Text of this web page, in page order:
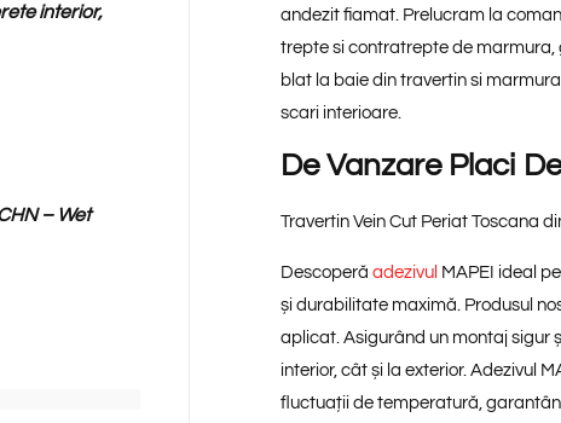
interior,
– Wet
andezit fiamat. Prelucram la
trepte si contratrepte de
blat la baie din travertin si
scari interioare.
De Vanzare Placi
Travertin Vein Cut Periat Toscana
Descoperă adezivul MAPEI ideal
și durabilitate maximă. Produsul
aplicat. Asigurând un montaj sigur
interior, cât și la exterior. Adezivul
fluctuații de temperatură,